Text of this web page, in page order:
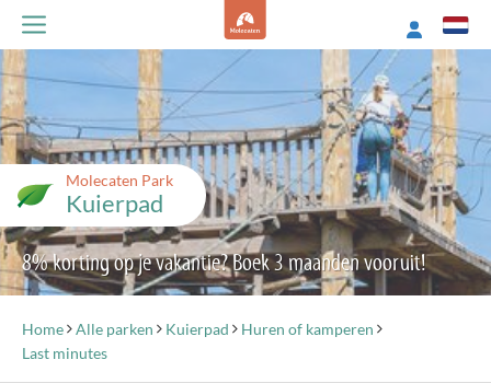
Molecaten Park
Kuierpad
8% korting op je vakantie? Boek 3 maanden vooruit!
Home Alle parken Kuierpad
Huren of kamperen
Last minutes